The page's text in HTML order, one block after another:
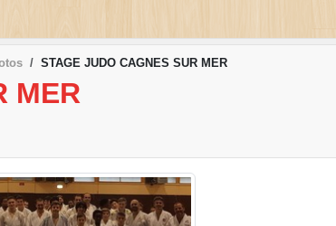
STAGE JUDO CAGNES SUR MER
MER